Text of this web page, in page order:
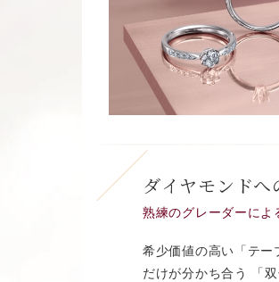
ダイヤモンドへ
熟練のグレーダーによ
希少価値の高い「テー
だけが分かち合う 「